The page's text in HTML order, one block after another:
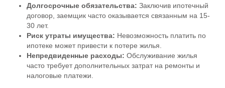
Долгосрочные обязательства: Заключив ипотечный
договор, заемщик часто оказывается связанным на 15-
30 лет.
Риск утраты имущества: Невозможность платить по
ипотеке может привести к потере жилья.
Непредвиденные расходы: Обслуживание жилья
часто требует дополнительных затрат на ремонты и
налоговые платежи.